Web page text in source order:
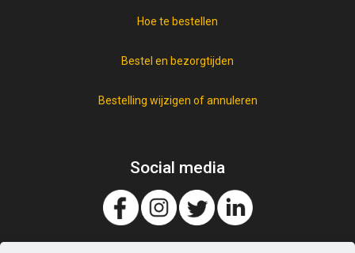
Hoe te bestellen
Bestel en bezorgtijden
Bestelling wijzigen of annuleren
Social media